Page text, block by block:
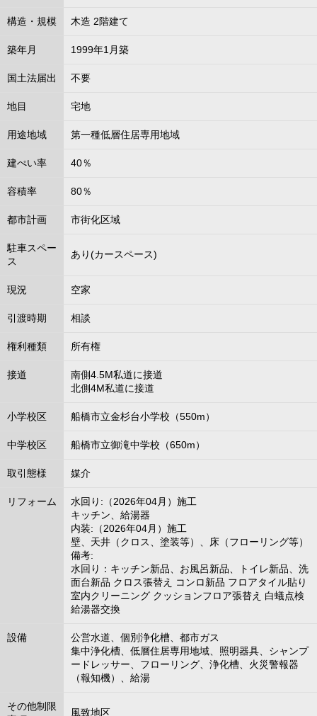
構造・規模 木造 2階建て
築年月 1999年1月築
国土法届出 不要
地目 宅地
用途地域 第一種低層住居専用地域
建ぺい率 40％
容積率 80％
都市計画 市街化区域
駐車スペー
ス
あり(カースペース)
現況 空家
引渡時期 相談
権利種類 所有権
接道
南側4.5M私道に接道
北側4M私道に接道
小学校区 船橋市立金杉台小学校（550m）
中学校区 船橋市立御滝中学校（650m）
取引態様 媒介
リフォーム
水回り:（2026年04月）施工
キッチン、給湯器
内装:（2026年04月）施工
壁、天井（クロス、塗装等）、床（フローリング等）
備考:
水回り：キッチン新品、お風呂新品、トイレ新品、洗
面台新品 クロス張替え コンロ新品 フロアタイル貼り
室内クリーニング クッションフロア張替え 白蟻点検
給湯器交換
設備
公営水道、個別浄化槽、都市ガス
集中浄化槽、低層住居専用地域、照明器具、シャンプ
ードレッサー、フローリング、浄化槽、火災警報器
（報知機）、給湯
その他制限
風致地区